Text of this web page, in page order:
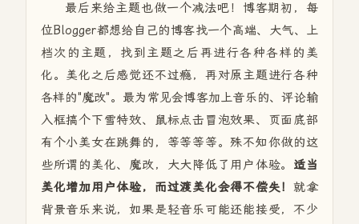
最后来给主题也做一个减法吧！博客期初，每
位Blogger都想给自己的博客找一个高端、大气、上
档次的主题，找到主题之后再进行各种各样的美
化。美化之后感觉还不过瘾，再对原主题进行各种
各样的"魔改"。最为常见会博客加上音乐的、评论输
入框搞个下雪特效、鼠标点击冒泡效果、页面底部
有个小美女在跳舞的，等等等等。殊不知你做的这
些所谓的美化、魔改，大大降低了用户体验。 适当
美化增加用户体验，而过渡美化会得不偿失！就拿
背景音乐来说，如果是轻音乐可能还能接受，不少